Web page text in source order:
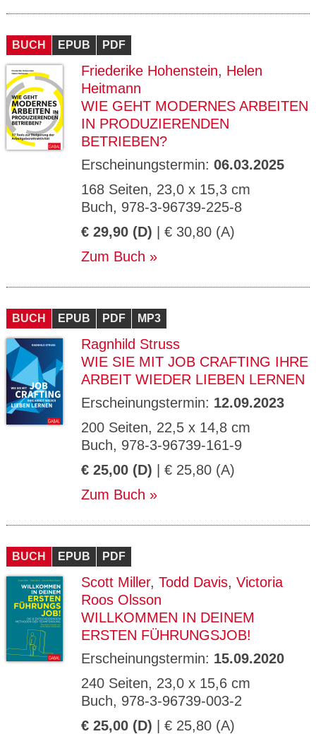
BUCH EPUB PDF
Friederike Hohenstein, Helen
Heitmann
WIE GEHT MODERNES ARBEITEN
IN PRODUZIERENDEN
BETRIEBEN?
Erscheinungstermin: 06.03.2025
168 Seiten, 23,0 x 15,3 cm
Buch, 978-3-96739-225-8
€ 29,90 (D) | € 30,80 (A)
Zum Buch
BUCH EPUB PDF MP3
Ragnhild Struss
WIE SIE MIT JOB CRAFTING IHRE
ARBEIT WIEDER LIEBEN LERNEN
Erscheinungstermin: 12.09.2023
200 Seiten, 22,5 x 14,8 cm
Buch, 978-3-96739-161-9
€ 25,00 (D) | € 25,80 (A)
Zum Buch
BUCH EPUB PDF
Scott Miller, Todd Davis, Victoria
Roos Olsson
WILLKOMMEN IN DEINEM
ERSTEN FÜHRUNGSJOB!
Erscheinungstermin: 15.09.2020
240 Seiten, 23,0 x 15,6 cm
Buch, 978-3-96739-003-2
€ 25,00 (D) | € 25,80 (A)